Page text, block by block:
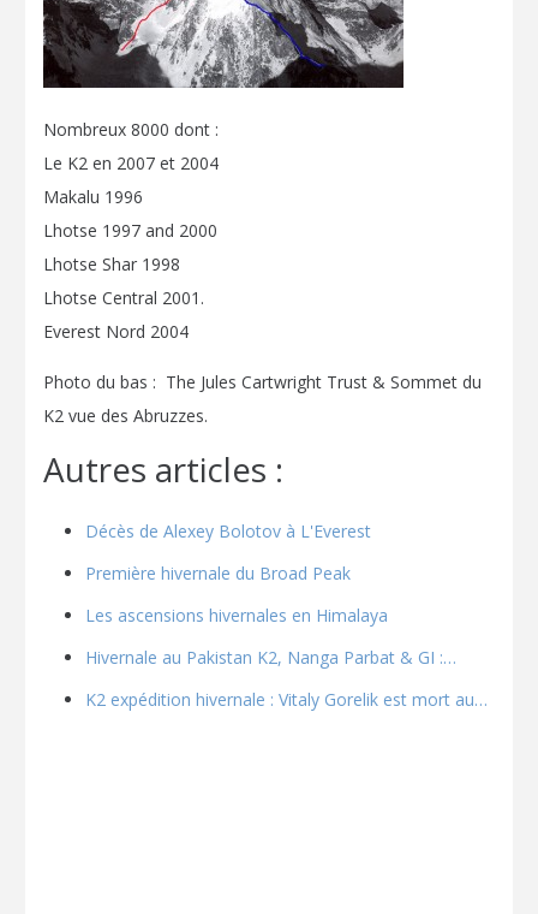
Nombreux 8000 dont :
Le K2 en 2007 et 2004
Makalu 1996
Lhotse 1997 and 2000
Lhotse Shar 1998
Lhotse Central 2001.
Everest Nord 2004
Photo du bas : The Jules Cartwright Trust & Sommet du
K2 vue des Abruzzes.
Autres articles :
Décès de Alexey Bolotov à L'Everest
Première hivernale du Broad Peak
Les ascensions hivernales en Himalaya
Hivernale au Pakistan K2, Nanga Parbat & GI :…
K2 expédition hivernale : Vitaly Gorelik est mort au…